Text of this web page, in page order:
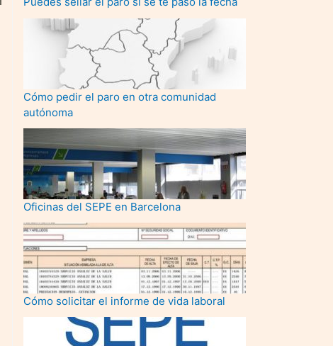
Cómo pedir el paro en otra comunidad
autónoma
Oficinas del SEPE en Barcelona
Cómo solicitar el informe de vida laboral